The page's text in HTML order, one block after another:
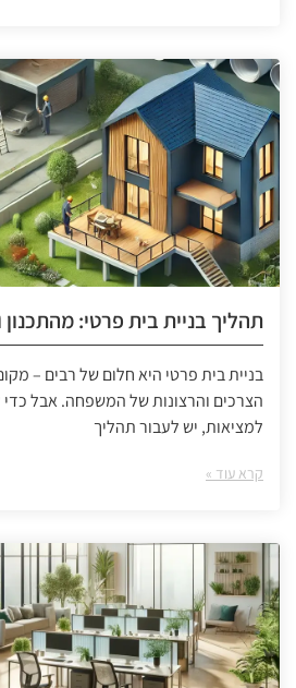
תהליך בניית בית פרטי:
בניית בית פרטי היא חלום של רבים –
הצרכים והרצונות של המשפחה. אבל
למציאות, יש לעבור תהליך
קרא עוד »